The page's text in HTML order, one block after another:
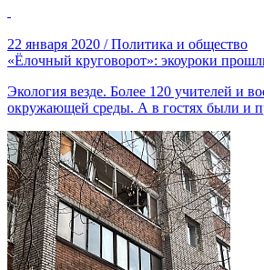
22 января 2020 / Политика и общество
«Ёлочный круговорот»: экоуроки
Экология везде. Более 120 учителей и
окружающей среды. А в гостях были и